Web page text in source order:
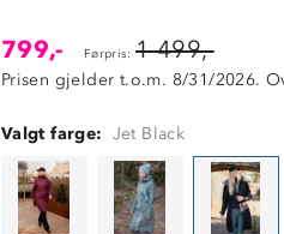
799,- Førpris: 1 499,-
Prisen gjelder t.o.m. 8/31/2026.
Valgt farge: Jet Black